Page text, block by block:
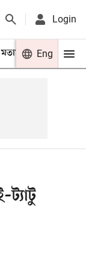
Login
মতামত খেলা
Eng